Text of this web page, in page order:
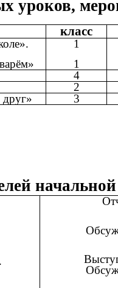
уроков,
класс
1
1
4
2
3